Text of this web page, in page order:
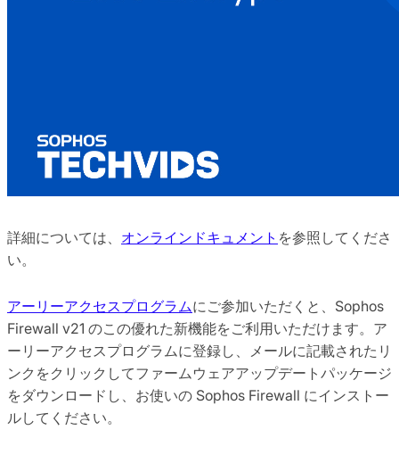
詳細については、 オンラインドキュメント を参照してくださ
い。
アーリーアクセスプログラムにご参加いただくと、Sophos
Firewall v21 のこの優れた新機能をご利用いただけます。ア
ーリーアクセスプログラムに登録し、メールに記載されたリ
ンクをクリックしてファームウェアアップデートパッケージ
をダウンロードし、お使いの Sophos Firewall にインストー
ルしてください。